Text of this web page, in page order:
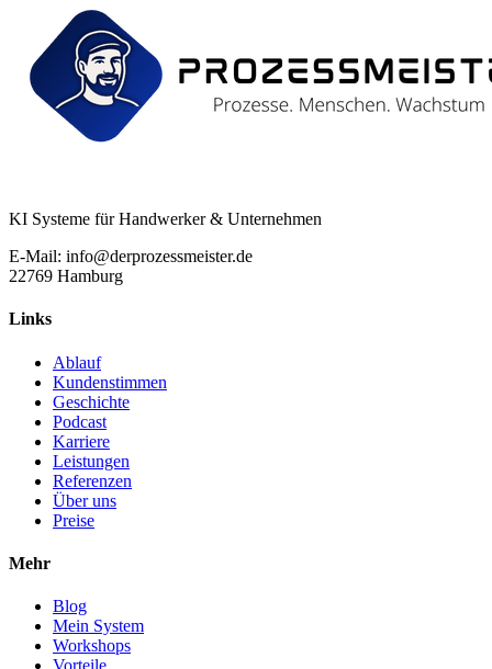
KI Systeme für Handwerker & Unternehmen
E-Mail: info@derprozessmeister.de
22769 Hamburg
Links
Ablauf
Kundenstimmen
Geschichte
Podcast
Karriere
Leistungen
Referenzen
Über uns
Preise
Mehr
Blog
Mein System
Workshops
Vorteile